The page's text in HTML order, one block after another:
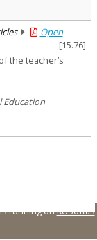
Open
[15.76]
the teacher’s
Education
running onKUSoftas